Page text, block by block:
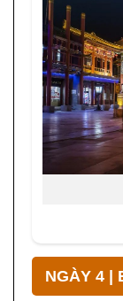
NGÀY 4 |